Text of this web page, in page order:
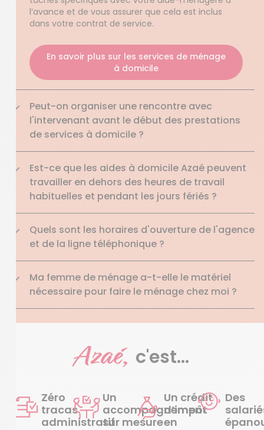
l’avance et de vous assurer que cela est inclus
dans votre contrat de service.
En savoir plus sur les services de ménage
à domicile
Peut-on organiser une rencontre avec
l'intervenant avant le début des prestations
de services à domicile ?
Est-ce que les aides à domicile Azaé peuvent
travailler en dehors des heures de travail
habituelles et pendant les jours fériés ?
Quels sont les horaires d'ouverture de l'agence
et de la ligne téléphonique ?
Ma femme de ménage a-t-elle le matériel
nécessaire pour faire le ménage chez moi ?
Azaé, c'est...
Zéro
tracas
administratif
Un
accompagnement
sur mesure
Un crédit
d’impôt
en
Des